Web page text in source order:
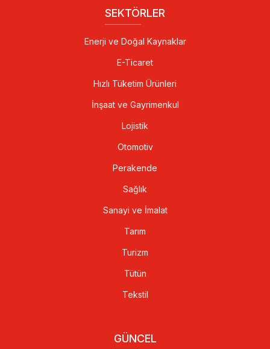
SEKTÖRLER
Enerji ve Doğal Kaynaklar
E-Ticaret
Hızlı Tüketim Ürünleri
İnşaat ve Gayrimenkul
Lojistik
Otomotiv
Perakende
Sağlık
Sanayi ve İmalat
Tarım
Turizm
Tütün
Tekstil
GÜNCEL